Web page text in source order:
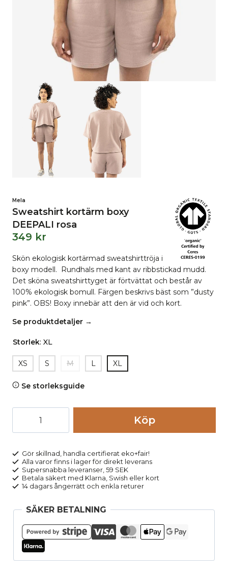
Mela
Sweatshirt kortärm boxy
DEEPALI rosa
349 kr
Skön ekologisk kortärmad sweatshirttröja i
boxy modell. Rundhals med kant av ribbstickad mudd.
Det sköna sweatshirttyget är förtvättat och består av
100% ekologisk bomull. Färgen beskrivs bäst som ”dusty
pink”. OBS! Boxy innebär att den är vid och kort.
Se produktdetaljer →
Storlek: XL
XS S M L XL
Se storleksguide
DEEPALI
rosa
mängd
Köp
Gör skillnad, handla certifierat eko+fair!
Alla varor finns i lager för direkt leverans
Supersnabba leveranser, 59 SEK
Betala säkert med Klarna, Swish eller kort
14 dagars ångerrätt och enkla returer
SÄKER BETALNING